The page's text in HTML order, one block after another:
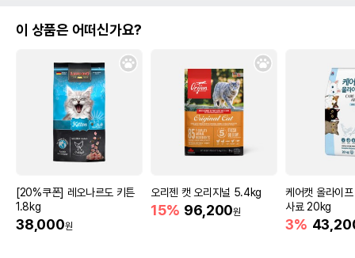
이 상품은 어떠신가요?
[20%쿠폰] 레오나르도 키튼
1.8kg
38,000원
오리젠 캣 오리지널 5.4kg
15% 96,200원
케어캣 올라이
사료 20kg
3%